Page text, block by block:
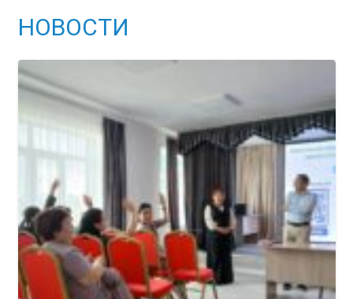
НОВОСТИ